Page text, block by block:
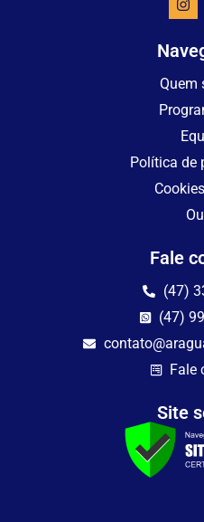
Quem
Política de
Fale
(47)
(47)
Fale
Site